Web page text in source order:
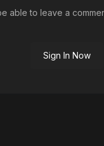
able to leave a
Sign In Now